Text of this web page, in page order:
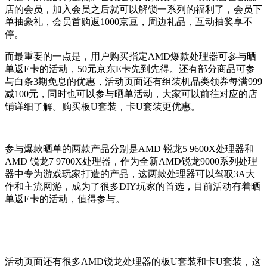
店的会员，加入会员之后就可以解锁一系列的福利了，会员下
单抽豪礼，会员首购返1000京豆，周边礼品，互动抽奖享不
停。
而最重要的一点是，用户购买指定AMD爆款处理器可参与晒
单返E卡的活动，50元京东E卡先到先得。还有部分商品可参
与白条3期免息的优惠，活动页面还有组装机品类领券每满999
减100元，同时也可以参与晒单活动，大家可以前往对应的店
铺详细了解。购买板U套装，卡U套装更优惠。
参与爆款晒单的两款产品分别是AMD 锐龙5 9600X处理器和
AMD 锐龙7 9700X处理器，作为全新AMD锐龙9000系列处理
器中专为游戏玩家打造的产品，这两款处理器可以驾驭3A大
作和主流网游，成为了很多DIY玩家的首选 ，目前活动有着晒
单返E卡的活动，值得参与。
活动页面还有很多AMD锐龙处理器的板U套装和卡U套装，这